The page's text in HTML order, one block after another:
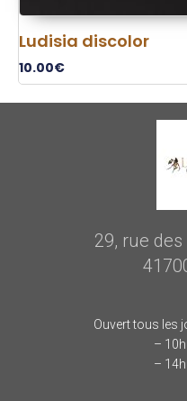
Ludisia discolor
10.00€
29, rue
Ouvert tous les
–
–